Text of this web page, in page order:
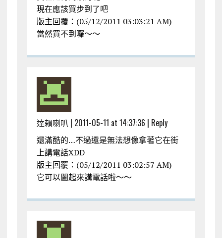
現在應該買步到了吧
版主回覆：(05/12/2011 03:03:21 AM)
當然買不到囉～～
達賴喇叭 | 2011-05-11 at 14:37:36 | Reply
還滿酷的…不過還是無法想像拿著它在街
上講電話XDD
版主回覆：(05/12/2011 03:02:57 AM)
它可以闔起來講電話啦～～